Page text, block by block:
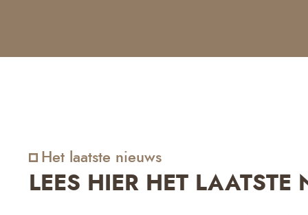
Het laatste nieuws
LEES HIER HET LAATSTE